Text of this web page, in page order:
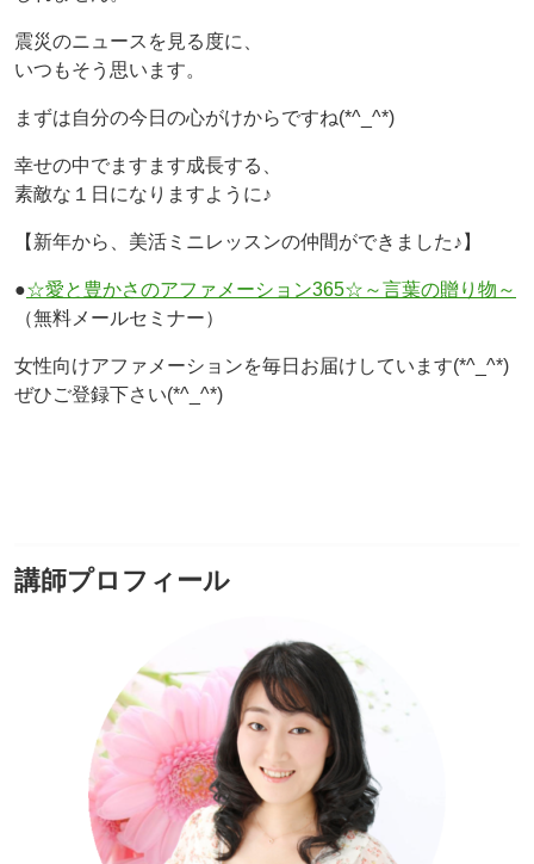
震災のニュースを見る度に、
いつもそう思います。
まずは自分の今日の心がけからですね(*^_^*)
幸せの中でますます成長する、
素敵な１日になりますように♪
【新年から、美活ミニレッスンの仲間ができました♪】
●☆愛と豊かさのアファメーション365☆～言葉の贈り物～
（無料メールセミナー）
女性向けアファメーションを毎日お届けしています(*^_^*)
ぜひご登録下さい(*^_^*)
講師プロフィール